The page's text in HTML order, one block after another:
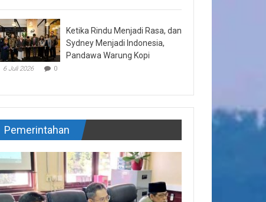
Ketika Rindu Menjadi Rasa, dan
Sydney Menjadi Indonesia,
Pandawa Warung Kopi
6 Juli 2026 0
Pemerintahan